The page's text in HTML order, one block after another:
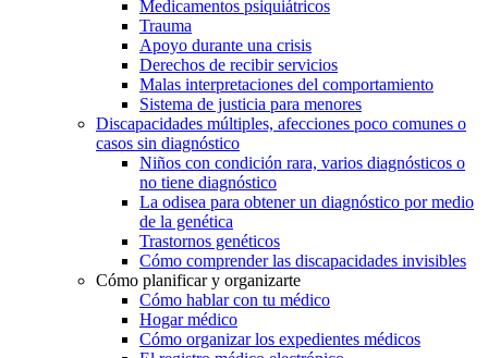
Medicamentos psiquiátricos
Trauma
Apoyo durante una crisis
Derechos de recibir servicios
Malas interpretaciones del comportamiento
Sistema de justicia para menores
Discapacidades múltiples, afecciones poco comunes o
casos sin diagnóstico
Niños con condición rara, varios diagnósticos o
no tiene diagnóstico
La odisea para obtener un diagnóstico por medio
de la genética
Trastornos genéticos
Cómo comprender las discapacidades invisibles
Cómo planificar y organizarte
Cómo hablar con tu médico
Hogar médico
Cómo organizar los expedientes médicos